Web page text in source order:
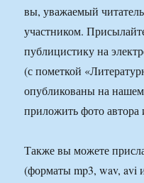
вы, уважаемый
участником.
публицистику на
(с пометкой
опубликованы на
приложить фото
Также вы можете
(форматы mp3, wav, avi